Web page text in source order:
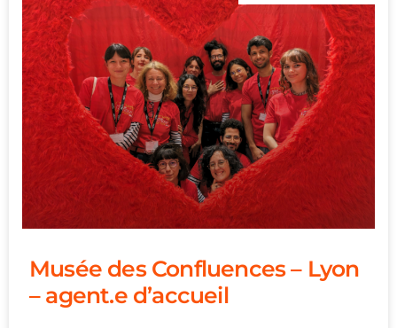
Musée des Confluences – Lyon
– agent.e d’accueil